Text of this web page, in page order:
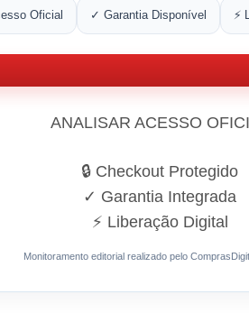
Oficial ✓ Garantia Disponível ⚡
ANALISAR ACESSO
🔒 Checkout Protegido
✓ Garantia Integrada
⚡ Liberação Digital
Monitoramento editorial realizado pelo